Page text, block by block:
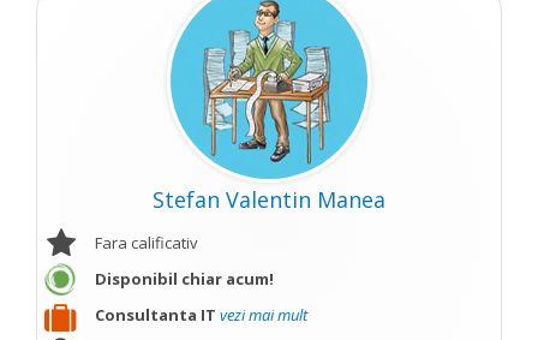
Stefan Valentin Manea
Fara calificativ
Disponibil chiar acum!
Consultanta IT vezi mai mult